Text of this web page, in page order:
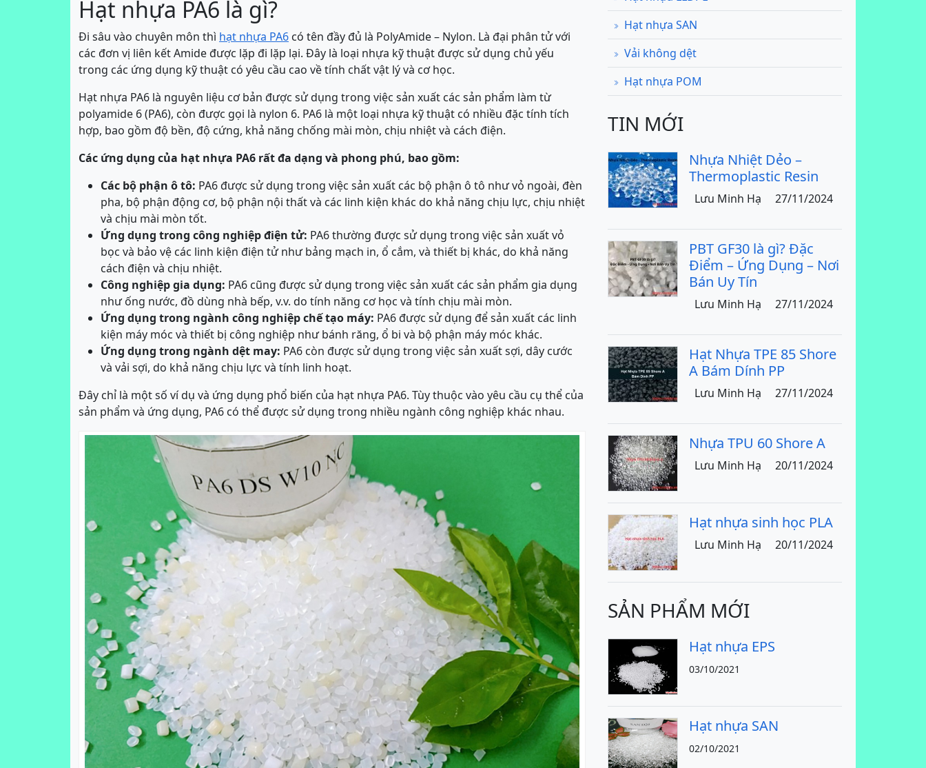
Hạt nhựa PA6 là gì?
Đi sâu vào chuyên môn thì hạt nhựa PA6 có tên đầy đủ là PolyAmide – Nylon. Là đại phân tử với
các đơn vị liên kết Amide được lặp đi lặp lại. Đây là loại nhựa kỹ thuật được sử dụng chủ yếu
trong các ứng dụng kỹ thuật có yêu cầu cao về tính chất vật lý và cơ học.
Hạt nhựa PA6 là nguyên liệu cơ bản được sử dụng trong việc sản xuất các sản phẩm làm từ
polyamide 6 (PA6), còn được gọi là nylon 6. PA6 là một loại nhựa kỹ thuật có nhiều đặc tính tích
hợp, bao gồm độ bền, độ cứng, khả năng chống mài mòn, chịu nhiệt và cách điện.
Các ứng dụng của hạt nhựa PA6 rất đa dạng và phong phú, bao gồm:
Các bộ phận ô tô: PA6 được sử dụng trong việc sản xuất các bộ phận ô tô như vỏ ngoài, đèn
pha, bộ phận động cơ, bộ phận nội thất và các linh kiện khác do khả năng chịu lực, chịu nhiệt
và chịu mài mòn tốt.
Ứng dụng trong công nghiệp điện tử: PA6 thường được sử dụng trong việc sản xuất vỏ
bọc và bảo vệ các linh kiện điện tử như bảng mạch in, ổ cắm, và thiết bị khác, do khả năng
cách điện và chịu nhiệt.
Công nghiệp gia dụng: PA6 cũng được sử dụng trong việc sản xuất các sản phẩm gia dụng
như ống nước, đồ dùng nhà bếp, v.v. do tính năng cơ học và tính chịu mài mòn.
Ứng dụng trong ngành công nghiệp chế tạo máy: PA6 được sử dụng để sản xuất các linh
kiện máy móc và thiết bị công nghiệp như bánh răng, ổ bi và bộ phận máy móc khác.
Ứng dụng trong ngành dệt may: PA6 còn được sử dụng trong việc sản xuất sợi, dây cước
và vải sợi, do khả năng chịu lực và tính linh hoạt.
Đây chỉ là một số ví dụ và ứng dụng phổ biến của hạt nhựa PA6. Tùy thuộc vào yêu cầu cụ thể của
sản phẩm và ứng dụng, PA6 có thể được sử dụng trong nhiều ngành công nghiệp khác nhau.
Hạt nhựa SAN
Vải không dệt
Hạt nhựa POM
TIN MỚI
Nhựa Nhiệt Dẻo –
Thermoplastic Resin
Lưu Minh Hạ 27/11/2024
PBT GF30 là gì? Đặc
Điểm – Ứng Dụng – Nơi
Bán Uy Tín
Lưu Minh Hạ 27/11/2024
Hạt Nhựa TPE 85 Shore
A Bám Dính PP
Lưu Minh Hạ 27/11/2024
Nhựa TPU 60 Shore A
Lưu Minh Hạ 20/11/2024
Hạt nhựa sinh học PLA
Lưu Minh Hạ 20/11/2024
SẢN PHẨM MỚI
Hạt nhựa EPS
03/10/2021
Hạt nhựa SAN
02/10/2021